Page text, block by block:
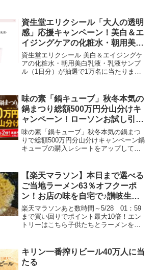
串」「やわらかもも串か手作りはらみ
串」の2種類から選べます。...
資生堂エリクシール「大人の透明
感」応援キャンペーン！美白＆エ
イジングケアの化粧水・朝用美白
乳液・乳液サンプルが1万人に当
たる
資生堂エリクシール 美白＆エイジングケ
アの化粧水・朝用美白乳液・乳液サンプ
ル（1日分）が抽選で1万名に当たりま
で3問アンケートに回答するだで1分で応
募できました。応募期...
味の素「鍋キューブ」秋冬本気の
鍋まつり総額500万円分山分けキ
ャンペーン！ローソンお試し引換
券に登場！
味の素「鍋キューブ」秋冬本気の鍋まつ
りで総額500万円分山分けキャンペーン鍋
キューブの購入レシートをアップしてポ
ントコース:えらべるPay1,000円分1期
14...
【楽天マラソン】本日まで選べる
ご当地ラーメン63％オフクーポ
ン！お店の味を自宅で♪讃岐生そ
ば1000円DEAL30％ポイントバッ
ク、讃岐うどん1000円ポイント
20倍
楽天マラソンあと数時間～5/28 01：59
まで買い回りでポイント最大10倍！エン
トリーはこちら子供たちとラーメンを食
らげました。男子中学生になると食欲旺
盛です。朝ご...
キリン一番搾りビール40万人に当
たる